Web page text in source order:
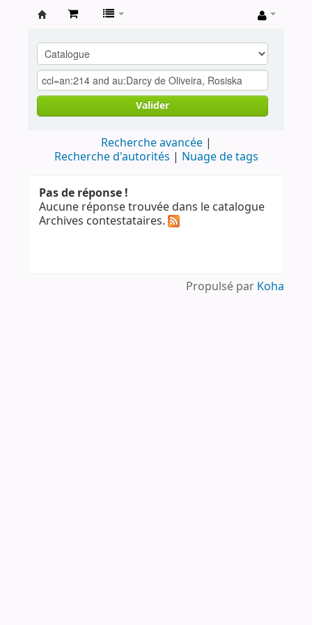
contestataires
Valider
Recherche avancée
Recherche d'autorités
Nuage de tags
Pas de réponse !
Aucune réponse trouvée dans le catalogue
Archives contestataires.
Propulsé par Koha